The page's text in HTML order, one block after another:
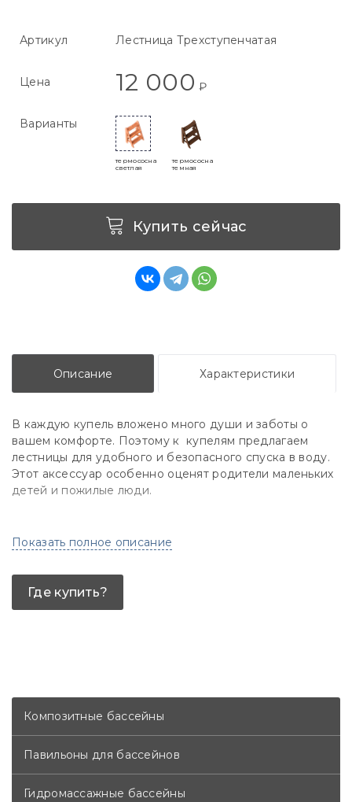
Композитные бассейны
Павильоны для бассейнов
Гидромассажные бассейны
Артикул Лестница Трехступенчатая
Цена 12 000 ₽
Варианты
термососна
светлая
термососна
темная
Купить сейчас
Описание Характеристики
В каждую купель вложено много души и заботы о
вашем комфорте. Поэтому к купелям предлагаем
лестницы для удобного и безопасного спуска в воду.
Этот аксессуар особенно оценят родители маленьких
детей и пожилые люди.
Показать полное описание
Где купить?